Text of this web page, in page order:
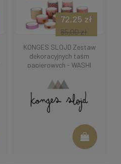
KONGES SLOJD Zestaw
dekoracyjnych taśm
papierowych - WASHI
72,25 zł
85,00 zł